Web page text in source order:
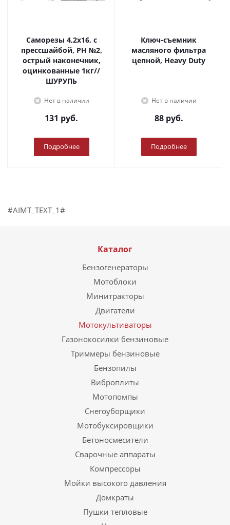
Саморезы 4,2х16, с
прессшайбой, PH №2,
острый наконечник,
оцинкованные 1кг//
ШУРУПЬ
Нет в наличии
131 руб.
Подробнее
Ключ-съемник
масляного фильтра
цепной, Heavy Duty
Нет в наличии
88руб.
Подробнее
#AIMT_TEXT_1#
Каталог
Бензогенераторы
Мотоблоки
Минитракторы
Двигатели
Мотокультиваторы
Газонокосилки бензиновые
Триммеры бензиновые
Бензопилы
Виброплиты
Мотопомпы
Снегоуборщики
Мотобуксировщики
Бетоносмесители
Сварочные аппараты
Компрессоры
Мойки высокого давления
Домкраты
Пушки тепловые